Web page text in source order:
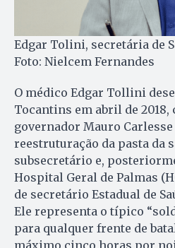
Edgar Tolini, secretária de
Foto: Nielcem Fernandes
O médico Edgar Tollini
Tocantins em abril de 2018,
governador Mauro
reestruturação da pasta da
subsecretário e,
Hospital Geral de Palmas
de secretário Estadual de
Ele representa o típico
para qualquer frente de